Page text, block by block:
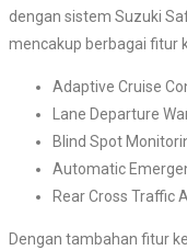
dengan sistem Suzuki
mencakup berbagai fitur
Adaptive Cruise
Lane Departure
Blind Spot
Automatic
Rear Cross Traffic
Dengan tambahan fitur